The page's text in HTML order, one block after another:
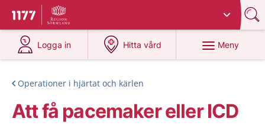
Till startsidan för 1177
Du har valt region
Logga in
på 1177.se
Hitta vård
på 1177.se
Meny
Operationer i hjärtat och kärlen
Att få pacemaker eller ICD